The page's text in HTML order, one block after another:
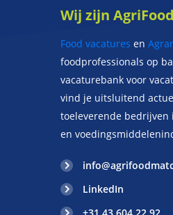
Wij zijn
Food vacatures en
foodprofessionals op
vacaturebank voor
vind je uitsluitend
toeleverende bedrijven
en
LinkedIn